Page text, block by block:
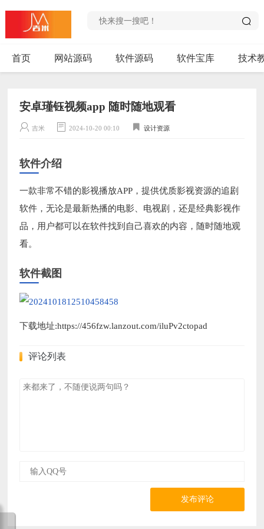
首页 网站源码 软件源码 软件宝库 技术
安卓瑾钰视频app 随时随地观看
吉米 2024-10-20 00:10 设计资源
软件介绍
一款非常不错的影视播放APP，提供优质影视资源的追剧
软件，无论是最新热播的电影、电视剧，还是经典影视作
品，用户都可以在软件找到自己喜欢的内容，随时随地观
看。
软件截图
下载地址:https://456fzw.lanzout.com/iluPv2ctopad
评论列表
发布评论